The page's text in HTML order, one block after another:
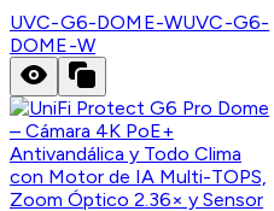
UVC-G6-DOME-WUVC-G6-
DOME-W